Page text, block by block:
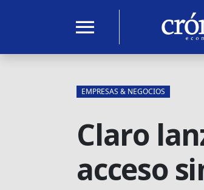
menu
EMPRESAS & NEGOCIOS
Claro
acceso